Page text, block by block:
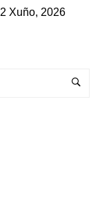
2 Xuño, 2026